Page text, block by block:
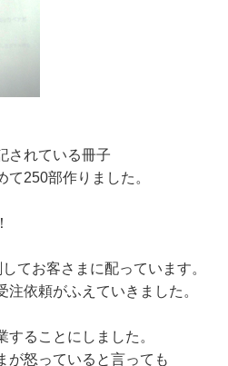
されている冊子
250部作りました。
てお客さまに配っています。
依頼がふえていきました。
ることにしました。
が怒っていると言っても